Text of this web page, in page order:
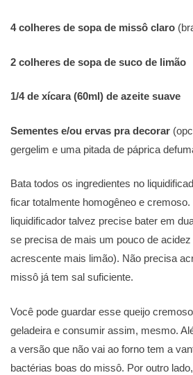
4 colheres de sopa de missô claro
2 colheres de sopa de suco de limão
1/4 de xícara (60ml) de azeite suave
Sementes e/ou ervas pra decorar
gergelim e uma pitada de páprica
Bata todos os ingredientes no
ficar totalmente homogêneo e
liquidificador talvez precise bater em
se precisa de mais um pouco de
acrescente mais limão). Não precisa
missô já tem sal suficiente.
Você pode guardar esse queijo
geladeira e consumir assim, mesmo.
a versão que não vai ao forno tem a
bactérias boas do missô. Por outro